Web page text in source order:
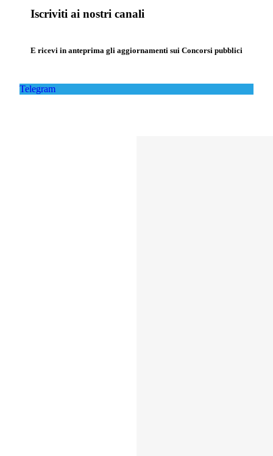
Iscriviti ai nostri canali
E ricevi in anteprima gli aggiornamenti sui Concorsi pubblici
Telegram